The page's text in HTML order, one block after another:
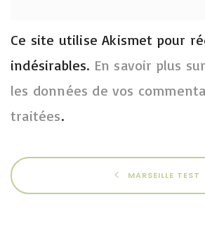
Ce site utilise Akismet pour
indésirables. En savoir plus
les données de vos
traitées.
MARSEILLE TEST